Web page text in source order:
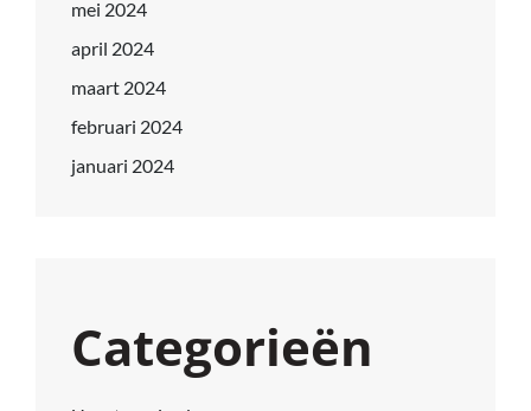
mei 2024
april 2024
maart 2024
februari 2024
januari 2024
Categorieën